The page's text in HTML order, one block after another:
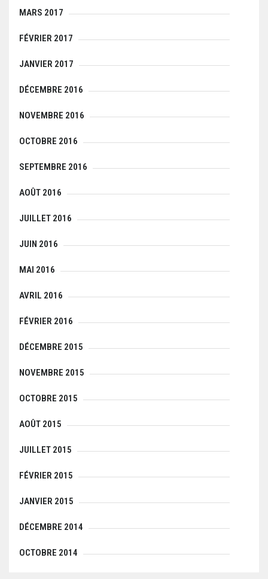
MARS 2017
FÉVRIER 2017
JANVIER 2017
DÉCEMBRE 2016
NOVEMBRE 2016
OCTOBRE 2016
SEPTEMBRE 2016
AOÛT 2016
JUILLET 2016
JUIN 2016
MAI 2016
AVRIL 2016
FÉVRIER 2016
DÉCEMBRE 2015
NOVEMBRE 2015
OCTOBRE 2015
AOÛT 2015
JUILLET 2015
FÉVRIER 2015
JANVIER 2015
DÉCEMBRE 2014
OCTOBRE 2014